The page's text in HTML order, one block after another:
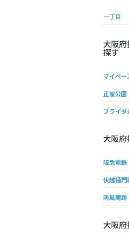
一丁目
大阪
探す
マイベー
正雀公園
ブライダ
大阪
阪急電
伏越樋門
防風庵跡
大阪